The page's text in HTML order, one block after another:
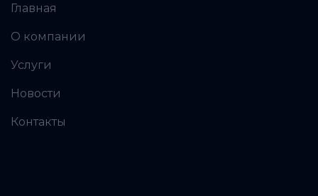
Главная
О компании
Услуги
Новости
Контакты